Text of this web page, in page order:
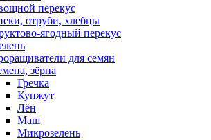
перекус
отруби, хлебцы
ягодный перекус
для семян
зёрна
Гречка
Кунжут
Лён
Маш
Микрозелень